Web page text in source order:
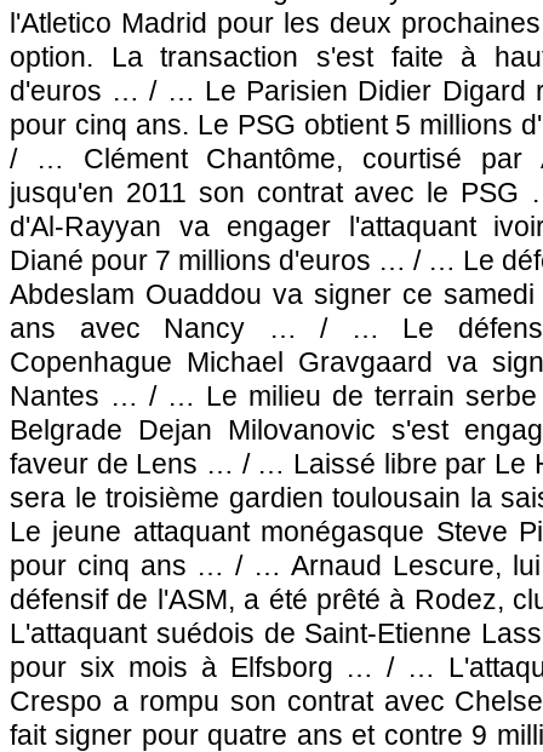
l'Atletico Madrid pour les deux
option. La transaction s'est faite à
d'euros … / … Le Parisien Didier Digard
pour cinq ans. Le PSG obtient 5 millions
/ … Clément Chantôme, courtisé par
jusqu'en 2011 son contrat avec le PSG
d'Al-Rayyan va engager l'attaquant
Diané pour 7 millions d'euros … / … Le
Abdeslam Ouaddou va signer ce
ans avec Nancy … / … Le
Copenhague Michael Gravgaard va
Nantes … / … Le milieu de terrain serbe
Belgrade Dejan Milovanovic s'est
faveur de Lens … / … Laissé libre par Le
sera le troisième gardien toulousain la
Le jeune attaquant monégasque Steve
pour cinq ans … / … Arnaud Lescure, lui
défensif de l'ASM, a été prêté à Rodez,
L'attaquant suédois de Saint-Etienne
pour six mois à Elfsborg … / …
Crespo a rompu son contrat avec
fait signer pour quatre ans et contre 9